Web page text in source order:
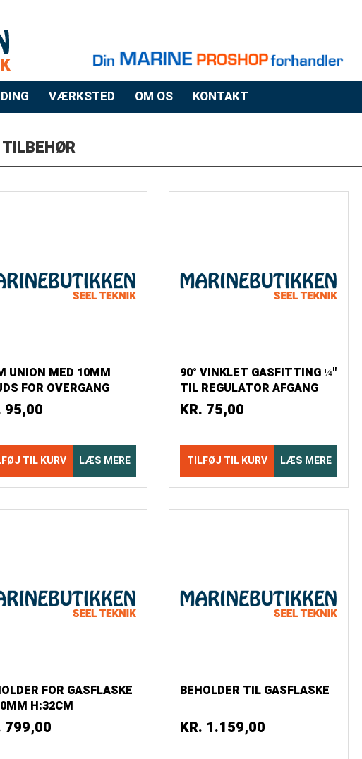
VÆRKSTED OM OS KONTAKT
UNION MED 10MM
FOR OVERGANG
KOBBERRØR OG
95,00
TIL KURV LÆS MERE
90° VINKLET GASFITTING ¼"
TIL REGULATOR AFGANG
BLISTER
KR. 75,00
TILFØJ TIL KURV LÆS MERE
FOR GASFLASKE
H:32CM
799,00
BEHOLDER TIL GASFLASKE
KR. 1.159,00